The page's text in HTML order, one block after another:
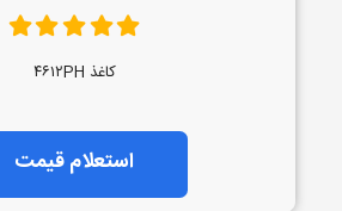
کاغذ ۴۶۱۲PH
استعلام قیمت